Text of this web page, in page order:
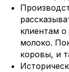
клиентам о
молоко.
коровы, и